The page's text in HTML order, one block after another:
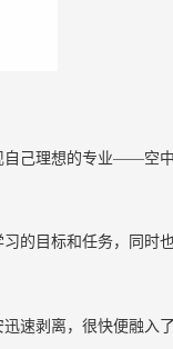
自己理想的专业——空
的目标和任务，同时
速剥离，很快便融入